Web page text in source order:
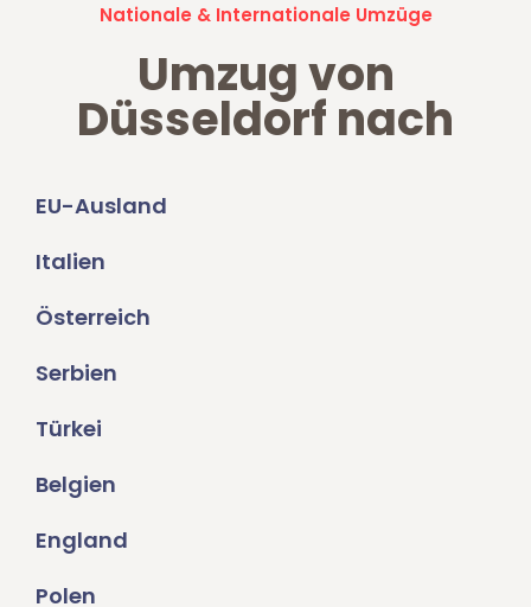
Nationale & Internationale Umzüge
Umzug von
Düsseldorf nach
EU-Ausland
Italien
Österreich
Serbien
Türkei
Belgien
England
Polen